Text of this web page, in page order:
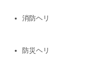
消防ヘリ
防災ヘリ